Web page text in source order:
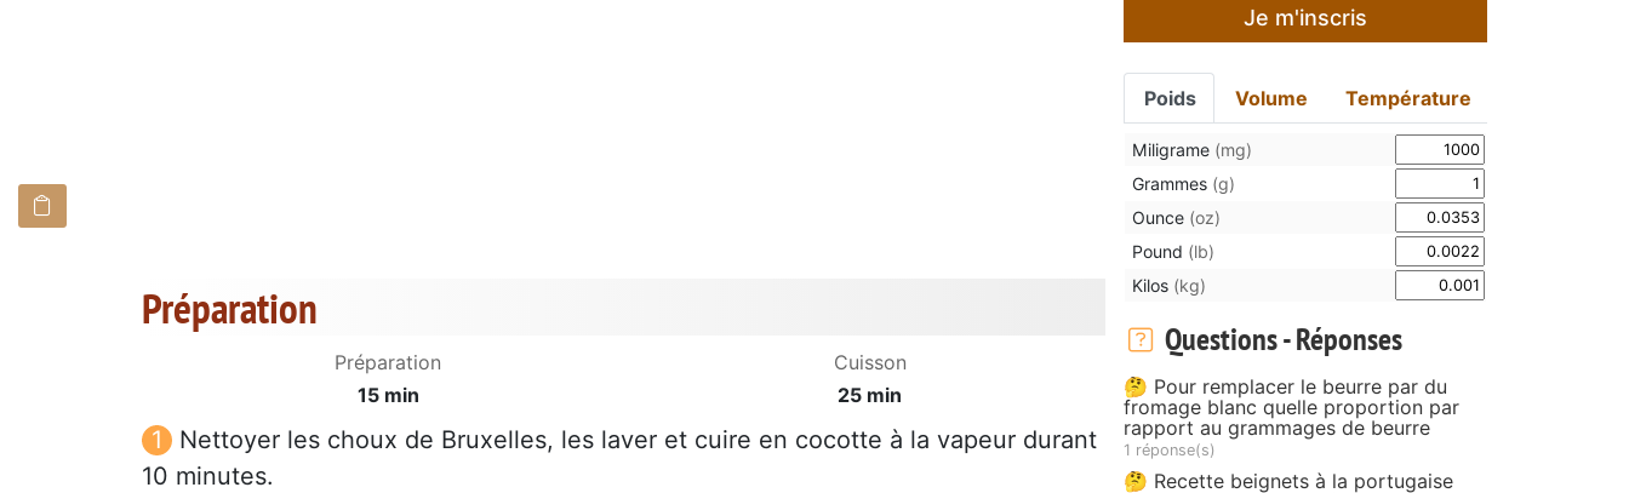
Préparation
Préparation
15 min
Cuisson
25 min
Nettoyer les choux de Bruxelles, les laver et cuire en cocotte à la vapeur durant
10 minutes.
Je m'inscris
Poids Volume Température
Miligrame (mg)
Grammes (g)
Ounce (oz)
Pound (lb)
Kilos (kg)
Questions - Réponses
🤔 Pour remplacer le beurre par du
fromage blanc quelle proportion par
rapport au grammages de beurre
1 réponse(s)
🤔 Recette beignets à la portugaise